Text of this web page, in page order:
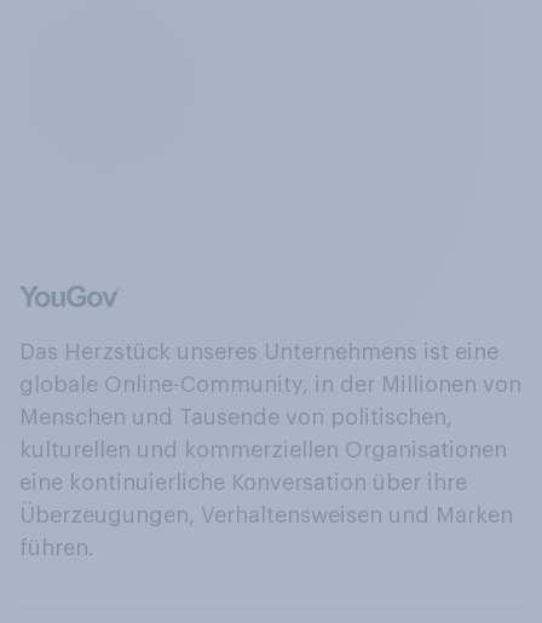
Das Herzstück unseres Unternehmens ist eine
globale Online-Community, in der Millionen von
Menschen und Tausende von politischen,
kulturellen und kommerziellen Organisationen
eine kontinuierliche Konversation über ihre
Überzeugungen, Verhaltensweisen und Marken
führen.